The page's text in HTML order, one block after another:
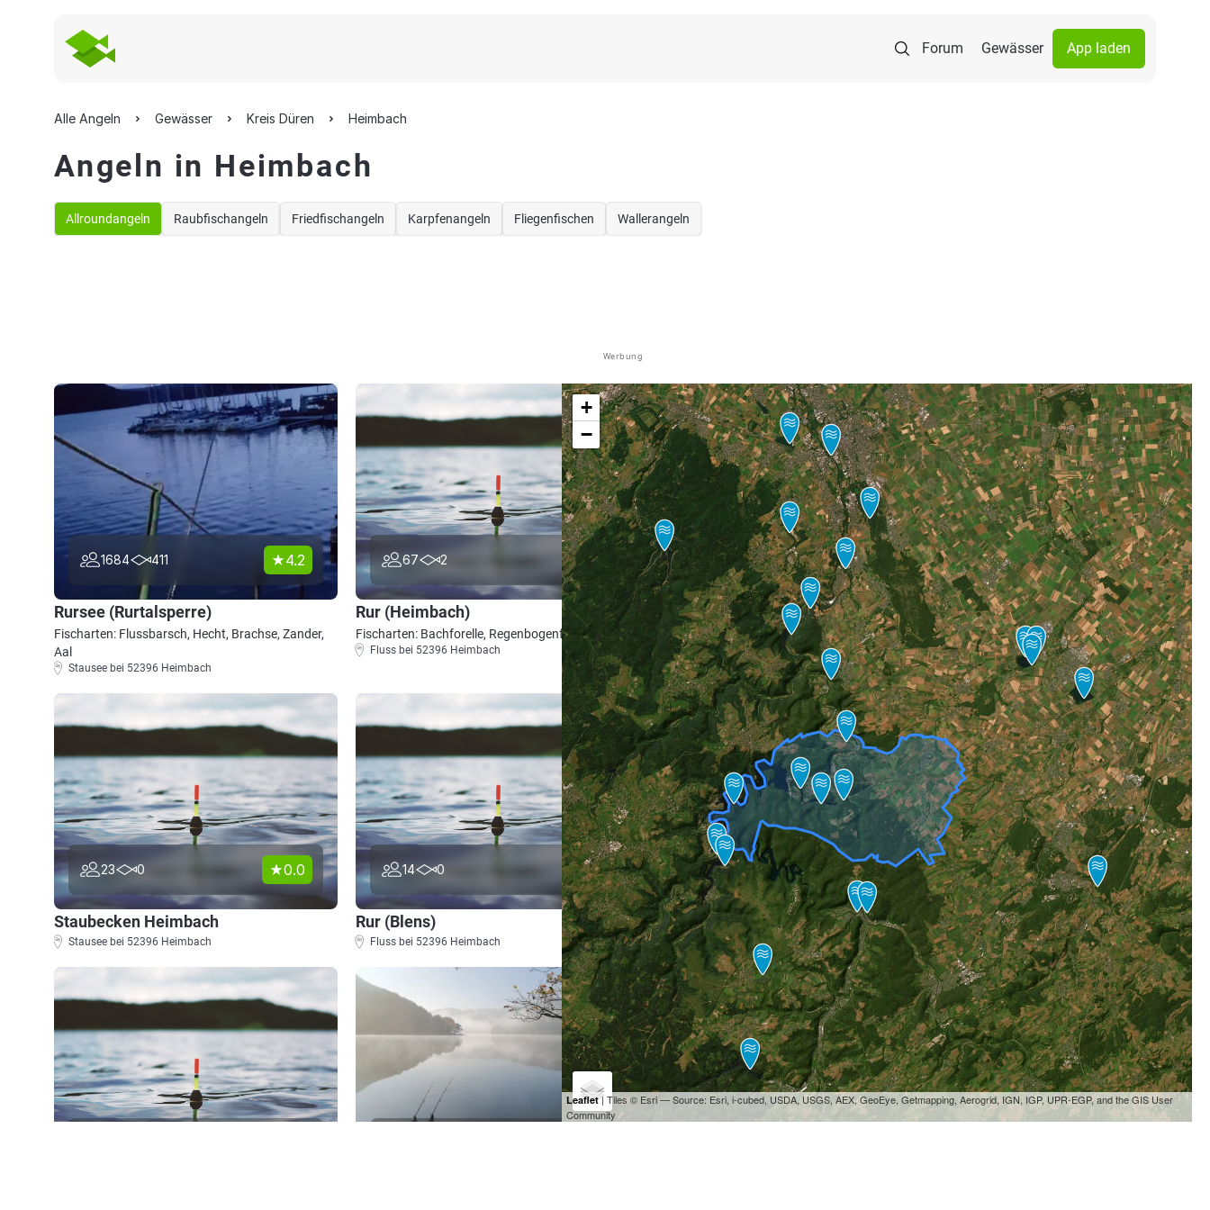
Forum Gewässer App laden
Alle Angeln Gewässer Kreis Düren Heimbach
Angeln in Heimbach
Allroundangeln Raubfischangeln Friedfischangeln Karpfenangeln Fliegenfischen Wallerangeln
Werbung
1684 411 4.2
Rursee (Rurtalsperre)
Fischarten: Flussbarsch, Hecht, Brachse, Zander,
Aal
Stausee bei 52396 Heimbach
67 2 5.0
Rur (Heimbach)
Fischarten: Bachforelle, Regenbogenforelle
Fluss bei 52396 Heimbach
23 0 0.0
Staubecken Heimbach
Stausee bei 52396 Heimbach
14 0 0.0
Rur (Blens)
Fluss bei 52396 Heimbach
+
−
Leaflet| Tiles © Esri — Source: Esri, i-cubed, USDA, USGS, AEX, GeoEye, Getmapping, Aerogrid, IGN, IGP, UPR-EGP, and the GIS User
Community